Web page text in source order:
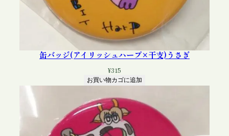
缶バッジ(アイリッシュハープ×干支)うさぎ
¥315
お買い物カゴに追加